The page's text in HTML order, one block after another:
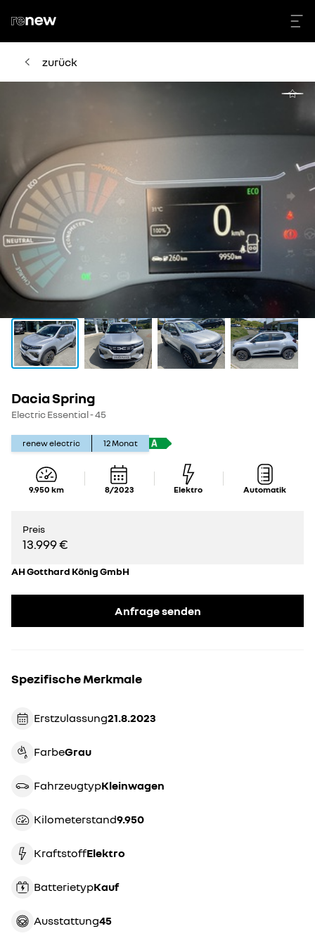
zurück
Dacia Spring
Electric Essential - 45
renew electric 12Monat
9.950 km 8/2023 Elektro Automatik
Preis
13.999 €
AH Gotthard König GmbH
Anfrage senden
Spezifische Merkmale
Erstzulassung 21.8.2023
Farbe grau
Fahrzeugtyp kleinwagen
Kilometerstand 9.950
Kraftstoff Elektro
Batterietyp Kauf
Ausstattung 45